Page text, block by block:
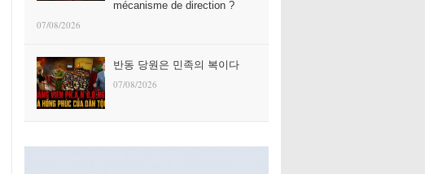
mécanisme de direction ?
07/08/2026
반동 당원은 민족의 복이다
07/08/2026